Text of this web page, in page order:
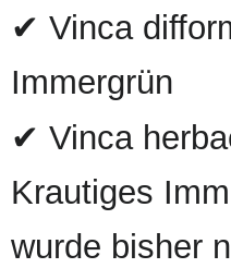
✔ Vinca
Immergrün
✔ Vinca
Krautiges
wurde bisher